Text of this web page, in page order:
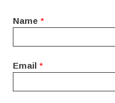
Name *
Email *